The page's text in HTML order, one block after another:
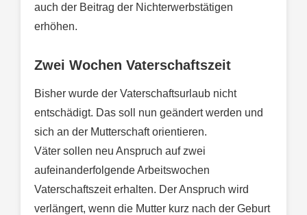
auch der Beitrag der Nichterwerbstätigen
erhöhen.
Zwei Wochen Vaterschaftszeit
Bisher wurde der Vaterschaftsurlaub nicht
entschädigt. Das soll nun geändert werden und
sich an der Mutterschaft orientieren.
Väter sollen neu Anspruch auf zwei
aufeinanderfolgende Arbeitswochen
Vaterschaftszeit erhalten. Der Anspruch wird
verlängert, wenn die Mutter kurz nach der Geburt